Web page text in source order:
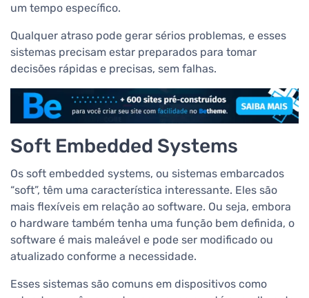
um tempo específico.
Qualquer atraso pode gerar sérios problemas, e esses
sistemas precisam estar preparados para tomar
decisões rápidas e precisas, sem falhas.
Soft Embedded Systems
Os soft embedded systems, ou sistemas embarcados
“soft”, têm uma característica interessante. Eles são
mais flexíveis em relação ao software. Ou seja, embora
o hardware também tenha uma função bem definida, o
software é mais maleável e pode ser modificado ou
atualizado conforme a necessidade.
Esses sistemas são comuns em dispositivos como